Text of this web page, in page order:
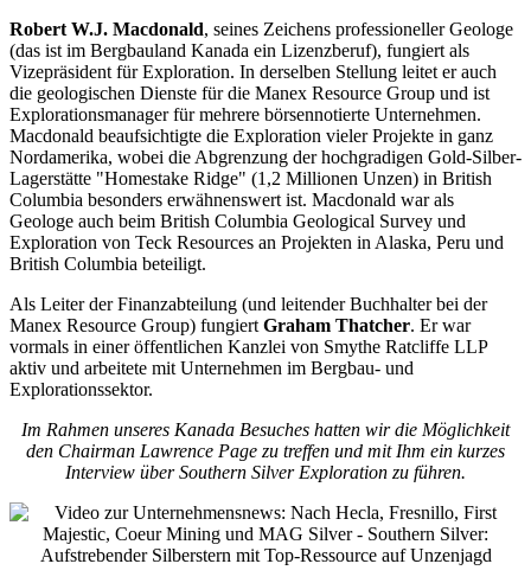
Robert W.J. Macdonald, seines Zeichens professioneller Geologe
(das ist im Bergbauland Kanada ein Lizenzberuf), fungiert als
Vizepräsident für Exploration. In derselben Stellung leitet er auch
die geologischen Dienste für die Manex Resource Group und ist
Explorationsmanager für mehrere börsennotierte Unternehmen.
Macdonald beaufsichtigte die Exploration vieler Projekte in ganz
Nordamerika, wobei die Abgrenzung der hochgradigen Gold-Silber-
Lagerstätte "Homestake Ridge" (1,2 Millionen Unzen) in British
Columbia besonders erwähnenswert ist. Macdonald war als
Geologe auch beim British Columbia Geological Survey und
Exploration von Teck Resources an Projekten in Alaska, Peru und
British Columbia beteiligt.
Als Leiter der Finanzabteilung (und leitender Buchhalter bei der
Manex Resource Group) fungiert Graham Thatcher. Er war
vormals in einer öffentlichen Kanzlei von Smythe Ratcliffe LLP
aktiv und arbeitete mit Unternehmen im Bergbau- und
Explorationssektor.
Im Rahmen unseres Kanada Besuches hatten wir die Möglichkeit
den Chairman Lawrence Page zu treffen und mit Ihm ein kurzes
Interview über Southern Silver Exploration zu führen.